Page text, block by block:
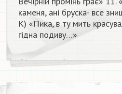
каменя, ані бруска- все
К) «Пика, в ту мить
гідна подиву…»